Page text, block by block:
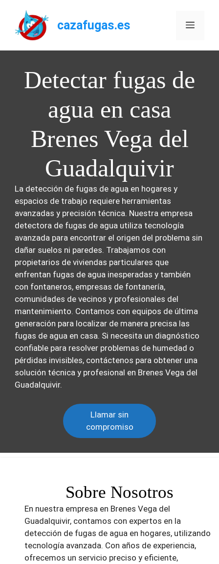
contenido
cazafugas.es Menú
Detectar fugas de
agua en casa
Brenes Vega del
Guadalquivir
La detección de fugas de agua en hogares y
espacios de trabajo requiere herramientas
avanzadas y precisión técnica. Nuestra empresa
detectora de fugas de agua utiliza tecnología
avanzada para encontrar el origen del problema sin
dañar suelos ni paredes. Trabajamos con
propietarios de viviendas particulares que
enfrentan fugas de agua inesperadas y también
con fontaneros, empresas de fontanería,
comunidades de vecinos y profesionales del
mantenimiento. Contamos con equipos de última
generación para localizar de manera precisa las
fugas de agua en casa. Si necesita un diagnóstico
confiable para resolver problemas de humedad o
pérdidas invisibles, contáctenos para obtener una
solución técnica y profesional en Brenes Vega del
Guadalquivir.
Llamar sin
compromiso
Sobre Nosotros
En nuestra empresa en Brenes Vega del
Guadalquivir, contamos con expertos en la
detección de fugas de agua en hogares, utilizando
tecnología avanzada. Con años de experiencia,
ofrecemos un servicio preciso y eficiente,